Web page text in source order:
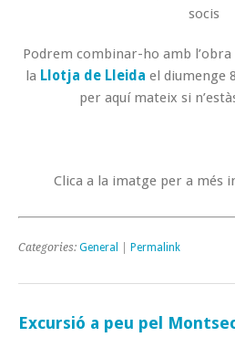
socis
Podrem combinar-ho amb l’obra
la Llotja de Lleida el diumenge
per aquí mateix si
Clica a la imatge per a més
Categories: General Permalink
Excursió a peu pel